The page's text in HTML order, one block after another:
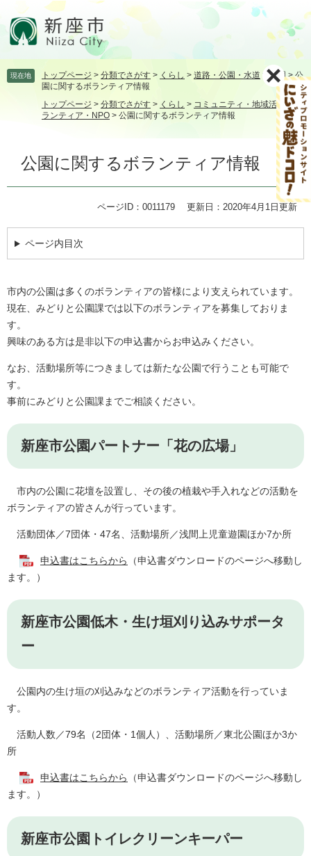
頭飛 現在地 トップページ > 分類でさがす > くらし > 道路・公園・水道 >公園 >公
園に関するボランティア情報
トップページ > 分類でさがす > くらし > コミュニティ・地域活動 >ボ
ランティア・NPO > 公園に関するボランティア情報
公園に関するボランティア情報
ページID：0011179 更新日：2020年4月1日更新
ページ内目次
市内の公園は多くのボランティアの皆様により支えられています。
現在、みどりと公園課では以下のボランティアを募集しておりま
す。
興味のある方は是非以下の申込書からお申込みください。
なお、活動場所等につきましては新たな公園で行うことも可能で
す。
事前にみどりと公園課までご相談ください。
新座市公園パートナー「花の広場」
市内の公園に花壇を設置し、その後の植栽や手入れなどの活動を
ボランティアの皆さんが行っています。
活動団体／7団体・47名、活動場所／浅間上児童遊園ほか7か所
申込書はこちらから
（申込書ダウンロードのページへ移動し
ます。）
新座市公園低木・生け垣刈り込みサポータ
ー
公園内の生け垣の刈込みなどのボランティア活動を行っていま
す。
活動人数／79名（2団体・1個人）、活動場所／東北公園ほか3か
所
申込書はこちらから
（申込書ダウンロードのページへ移動し
ます。）
新座市公園トイレクリーンキーパー